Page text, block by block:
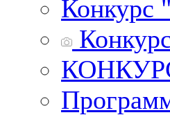
Конкурс